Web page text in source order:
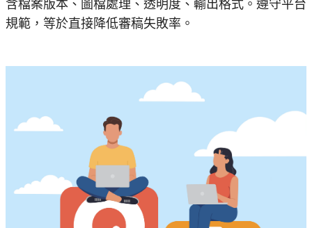
含檔案版本、圖檔處理、透明度、輸出格式。遵守平台
規範，等於直接降低審稿失敗率。